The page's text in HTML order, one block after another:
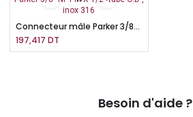
Connecteur mâle Parker 3/8" NPT-M X 1/2" tube O.D , inox 316
197,417 DT
Besoin d'aide ?